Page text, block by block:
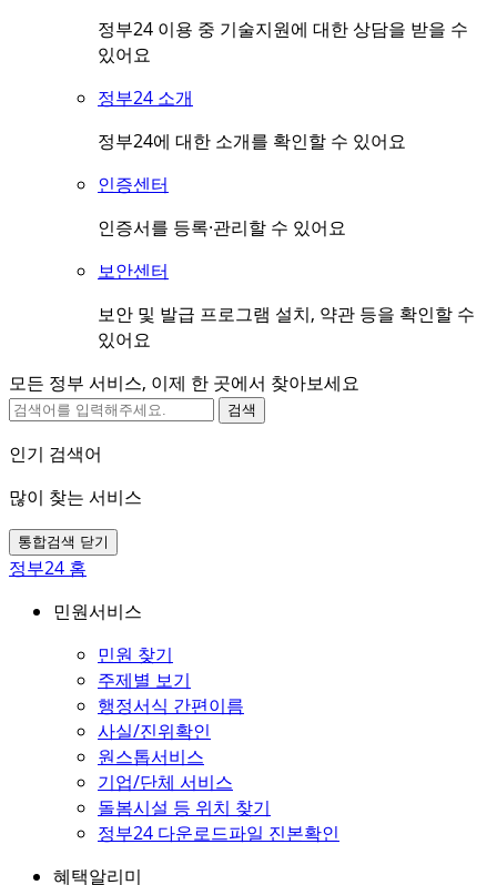
정부24 이용 중 기술지원에 대한 상담을 받을 수
있어요
정부24 소개
정부24에 대한 소개를 확인할 수 있어요
인증센터
인증서를 등록·관리할 수 있어요
보안센터
보안 및 발급 프로그램 설치, 약관 등을 확인할 수
있어요
모든 정부 서비스, 이제 한 곳에서 찾아보세요
검색
인기 검색어
많이 찾는 서비스
통합검색 닫기
정부24 홈
민원서비스
민원 찾기
주제별 보기
행정서식 간편이름
사실/진위확인
원스톱서비스
기업/단체 서비스
돌봄시설 등 위치 찾기
정부24 다운로드파일 진본확인
혜택알리미